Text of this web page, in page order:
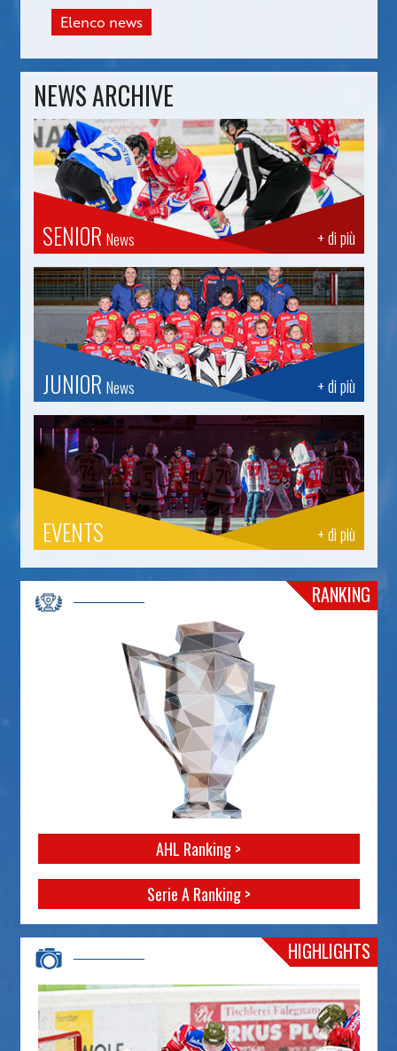
Elenco news
NEWS ARCHIVE
+ di più
SENIOR News
+ di più
JUNIOR News
+ di più
EVENTS
RANKING
AHL Ranking >
Serie A Ranking >
HIGHLIGHTS